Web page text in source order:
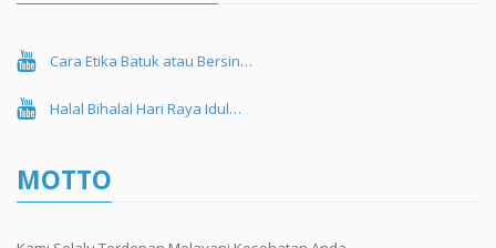
Cara Etika Batuk atau Bersin…
Halal Bihalal Hari Raya Idul…
MOTTO